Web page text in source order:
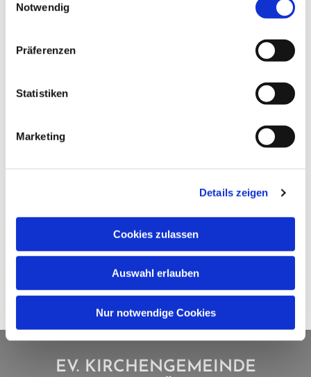
Notwendig
Präferenzen
Statistiken
Marketing
Details zeigen
Cookies zulassen
Auswahl erlauben
Nur notwendige Cookies
EV. KIRCHENGEMEINDE